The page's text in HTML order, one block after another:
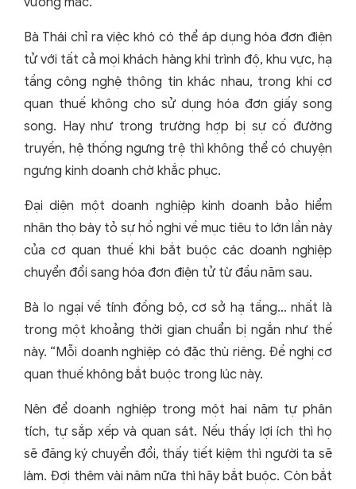
Bà Thái chỉ ra việc khó có thể áp dụng hóa đơn điện
tử với tất cả mọi khách hàng khi trình độ, khu vực, hạ
tầng công nghệ thông tin khác nhau, trong khi cơ
quan thuế không cho sử dụng hóa đơn giấy song
song. Hay như trong trường hợp bị sự cố đường
truyền, hệ thống ngưng trệ thì không thể có chuyện
ngưng kinh doanh chờ khắc phục.
Đại diện một doanh nghiệp kinh doanh bảo hiểm
nhân thọ bày tỏ sự hồ nghi về mục tiêu to lớn lần này
của cơ quan thuế khi bắt buộc các doanh nghiệp
chuyển đổi sang hóa đơn điện tử từ đầu năm sau.
Bà lo ngại về tính đồng bộ, cơ sở hạ tầng… nhất là
trong một khoảng thời gian chuẩn bị ngắn như thế
này. “Mỗi doanh nghiệp có đặc thù riêng. Đề nghị cơ
quan thuế không bắt buộc trong lúc này.
Nên để doanh nghiệp trong một hai năm tự phân
tích, tự sắp xếp và quan sát. Nếu thấy lợi ích thì họ
sẽ đăng ký chuyển đổi, thấy tiết kiệm thì người ta sẽ
làm. Đợi thêm vài năm nữa thì hãy bắt buộc. Còn bắt